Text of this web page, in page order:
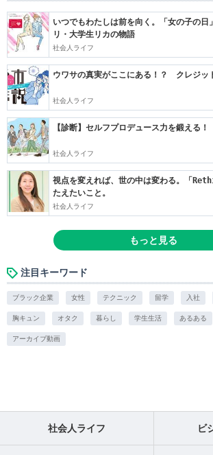
いつでもわたしは前を向く。「女の子の日
リ・大学生リカの物語
社会人ライフ
ウワサの真実がここにある！？ クレジッ
社会人ライフ
【診断】セルフプロデュース力を鍛える
社会人ライフ
視点を変えれば、世の中は変わる。「
たえたいこと。
社会人ライフ
もっと見る
注目キーワード
ブラック企業 女性 テクニック 留学 入社
胸キュン オタク 暮らし 学生生活 あるある
アーカイブ動画
社会人ライフ ビ